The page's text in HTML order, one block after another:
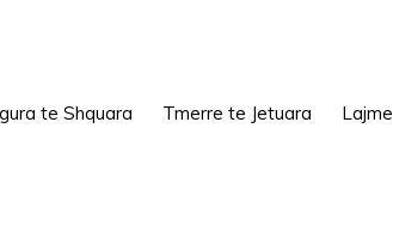
te Shquara Tmerre te Jetuara Lajme